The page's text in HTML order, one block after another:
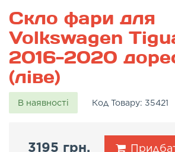
Скло фари для
Volkswagen
2016-2020
(ліве)
В наявності Код Товару: 35421
3195 грн.